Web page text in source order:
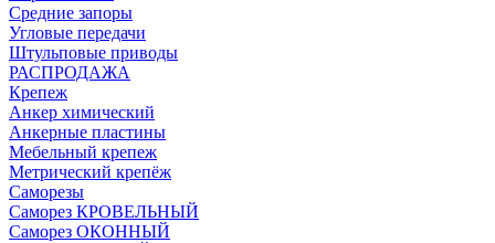
Средние запоры
Угловые передачи
Штульповые приводы
РАСПРОДАЖА
Крепеж
Анкер химический
Анкерные пластины
Мебельный крепеж
Метрический крепёж
Саморезы
Саморез КРОВЕЛЬНЫЙ
Саморез ОКОННЫЙ